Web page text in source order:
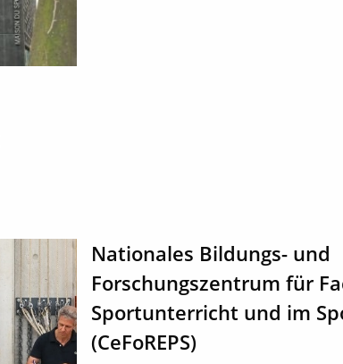
Nationales Bildungs- und
Forschungszentrum für
Sportunterricht und im
(CeFoREPS)